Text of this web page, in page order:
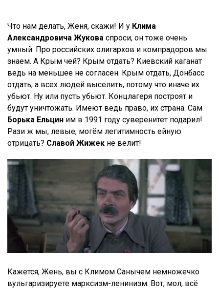
Что нам делать, Женя, скажи! И у Клима
Александровича Жукова спроси, он тоже очень
умный. Про российских олигархов и компрадоров мы
знаем. А Крым чей? Крым отдать? Киевский каганат
ведь на меньшее не согласен. Крым отдать, Донбасс
отдать, а всех людей выселить, потому что иначе их
убьют. Ну или пусть убьют. Концлагеря построят и
будут уничтожать. Имеют ведь право, их страна. Сам
Борька Ельцин им в 1991 году суверенитет подарил!
Рази ж мы, левые, могём легитимность ейную
отрицать? Славой Жижек не велит!
Кажется, Жень, вы с Климом Санычем немножечко
вульгаризируете марксизм-ленинизм. Вот, мол, всё